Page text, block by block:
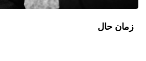
زمان حال